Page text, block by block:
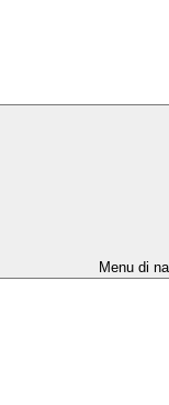
Menu di